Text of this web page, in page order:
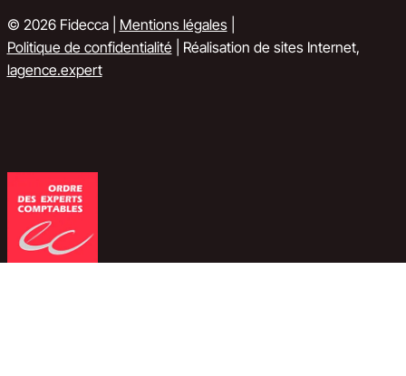
© 2026 Fidecca | Mentions légales|
Politique de confidentialité| Réalisation de sites Internet,
lagence.expert